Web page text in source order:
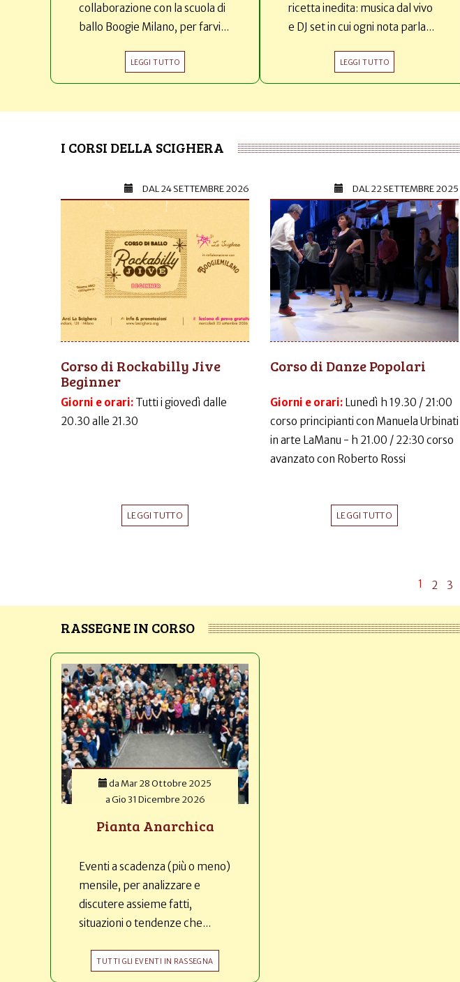
collaborazione con la scuola di
ballo Boogie Milano, per farvi...
LEGGI TUTTO
ricetta inedita: musica dal vivo
e DJ set in cui ogni nota parla...
LEGGI TUTTO
I CORSI DELLA SCIGHERA
DAL24 SETTEMBRE 2026
Corso di Rockabilly Jive
Beginner
Giorni e orari: Tutti i giovedì dalle
20.30 alle 21.30
LEGGI TUTTO
DAL22 SETTEMBRE 2025
Corso di Danze Popolari
Giorni e orari: Lunedì h 19.30 / 21:00
corso principianti con Manuela Urbinati
in arte LaManu - h 21.00 / 22:30 corso
avanzato con Roberto Rossi
LEGGI TUTTO
1 2 3
RASSEGNE IN CORSO
da Mar 28 Ottobre 2025
aGio 31 Dicembre 2026
Pianta Anarchica
Eventi a scadenza (più o meno)
mensile, per analizzare e
discutere assieme fatti,
situazioni o tendenze che...
TUTTI GLI EVENTI IN RASSEGNA